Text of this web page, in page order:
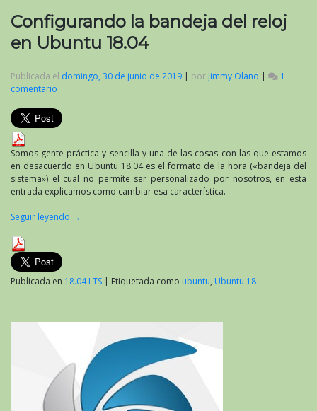
Configurando la bandeja del reloj
en Ubuntu 18.04
Publicada el domingo, 30 de junio de 2019 | por Jimmy Olano |
1
comentario
la
bandeja
reloj
en
Ubuntu
18.04
Somos gente práctica y sencilla y una de las cosas con las que estamos
en desacuerdo en Ubuntu 18.04 es el formato de la hora («bandeja del
sistema») el cual no permite ser personalizado por nosotros, en esta
entrada explicamos como cambiar esa característica.
Seguir leyendo →
Publicada en 18.04 LTS | Etiquetada como ubuntu, Ubuntu 18